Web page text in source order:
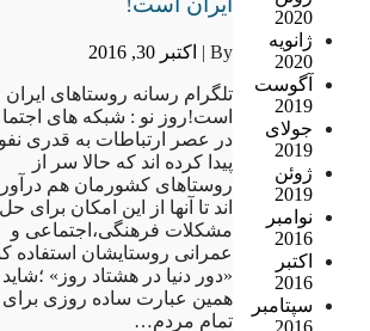
2020
ژانویه
2020
آگوست
2019
جولای
2019
ژوئن
2019
نوامبر
2016
اکتبر
2016
سپتامبر
By | اکتبر 30, 2016
تلگرام رسانه روستاهای ایران
است!روز نو : شبکه های
در عصر ارتباطات به قدری
پیدا کرده اند که حالا سر از
روستاهای کشورمان هم
اند تا آنها از این امکان برای حل
مشکلات فرهنگی،اجتماعی و
عمرانی روستایشان استفاده
«دور دنیا در هشتاد روز» ؛شاید
همین عبارت ساده روزی برای
تمام مردم…